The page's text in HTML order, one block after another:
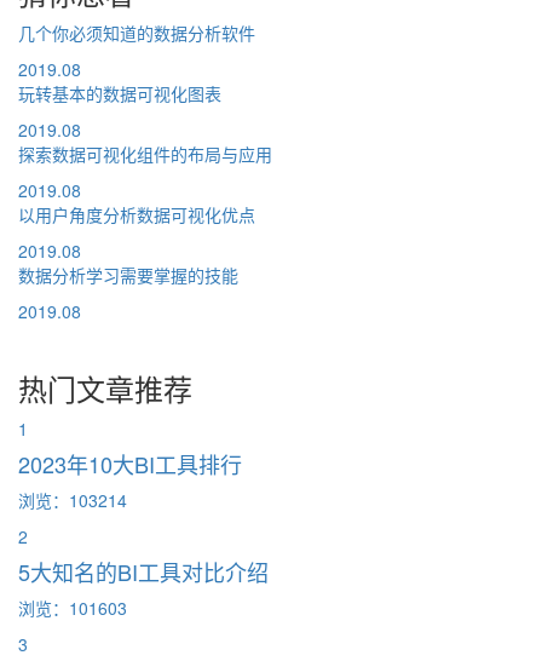
几个你必须知道的数据分析软件
2019.08
玩转基本的数据可视化图表
2019.08
探索数据可视化组件的布局与应用
2019.08
以用户角度分析数据可视化优点
2019.08
数据分析学习需要掌握的技能
2019.08
热门文章推荐
1
2023年10大BI工具排行
浏览：103214
2
5大知名的BI工具对比介绍
浏览：101603
3